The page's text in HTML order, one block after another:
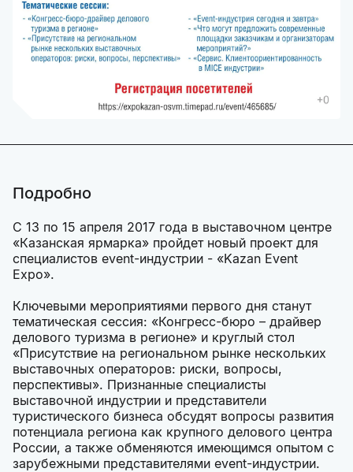
Подробно
С 13 по 15 апреля 2017 года в выставочном центре
«Казанская ярмарка» пройдет новый проект для
специалистов event-индустрии - «Kazan Event
Expo».
Ключевыми мероприятиями первого дня станут
тематическая сессия: «Конгресс-бюро – драйвер
делового туризма в регионе» и круглый стол
«Присутствие на региональном рынке нескольких
выставочных операторов: риски, вопросы,
перспективы». Признанные специалисты
выставочной индустрии и представители
туристического бизнеса обсудят вопросы развития
потенциала региона как крупного делового центра
России, а также обменяются имеющимся опытом с
зарубежными представителями event-индустрии.